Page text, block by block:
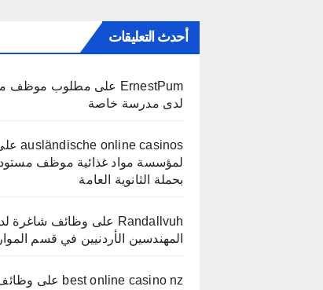
أحدث التعليقات
ErnestPum على مطلوب موظف
لدى مدرسة خاصة
ausländische online casinos
لمؤسسة مواد غذائية موظف
بحملة الثانوية العامة
Randallvuh على وظائف شاغرة
المهندسين الأردنيين في قسم
best online casino nz على